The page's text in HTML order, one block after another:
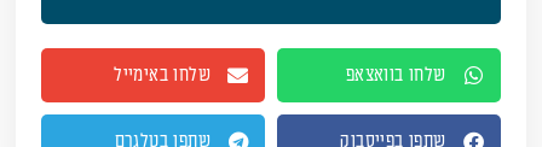
שלחו בוואצאפ שלחו באימייל
שתפו בפייסבוק שתפו בטלגרם